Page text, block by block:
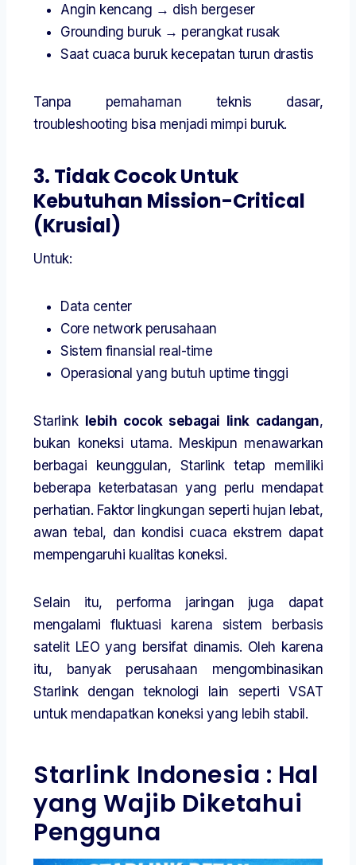
Angin kencang → dish bergeser
Grounding buruk → perangkat rusak
Saat cuaca buruk kecepatan turun drastis
Tanpa pemahaman teknis dasar,
troubleshooting bisa menjadi mimpi buruk.
3. Tidak Cocok Untuk
Kebutuhan Mission-Critical
(Krusial)
Untuk:
Data center
Core network perusahaan
Sistem finansial real-time
Operasional yang butuh uptime tinggi
Starlink lebih cocok sebagai link cadangan,
bukan koneksi utama. Meskipun menawarkan
berbagai keunggulan, Starlink tetap memiliki
beberapa keterbatasan yang perlu mendapat
perhatian. Faktor lingkungan seperti hujan lebat,
awan tebal, dan kondisi cuaca ekstrem dapat
mempengaruhi kualitas koneksi.
Selain itu, performa jaringan juga dapat
mengalami fluktuasi karena sistem berbasis
satelit LEO yang bersifat dinamis. Oleh karena
itu, banyak perusahaan mengombinasikan
Starlink dengan teknologi lain seperti VSAT
untuk mendapatkan koneksi yang lebih stabil.
Starlink Indonesia : Hal
yang Wajib Diketahui
Pengguna